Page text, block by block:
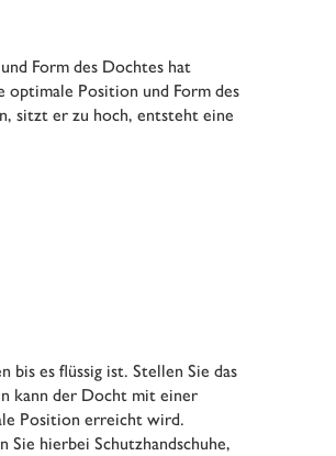
Form des Dochtes hat
optimale Position und Form des
sitzt er zu hoch, entsteht eine
bis es flüssig ist. Stellen Sie das
kann der Docht mit einer
Position erreicht wird.
Sie hierbei Schutzhandschuhe,